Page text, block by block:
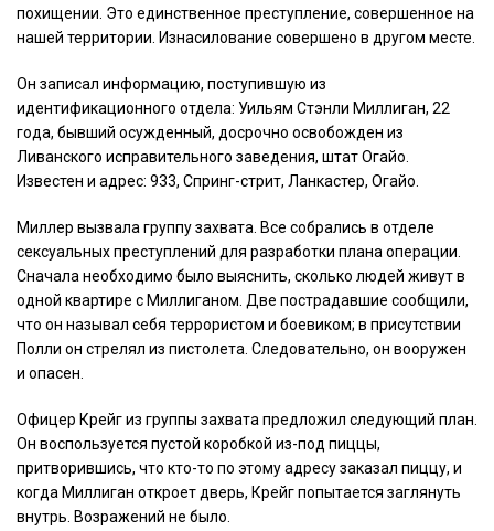
похищении. Это единственное преступление, совершенное на
нашей территории. Изнасилование совершено в другом месте.
Он записал информацию, поступившую из
идентификационного отдела: Уильям Стэнли Миллиган, 22
года, бывший осужденный, досрочно освобожден из
Ливанского исправительного заведения, штат Огайо.
Известен и адрес: 933, Спринг-стрит, Ланкастер, Огайо.
Миллер вызвала группу захвата. Все собрались в отделе
сексуальных преступлений для разработки плана операции.
Сначала необходимо было выяснить, сколько людей живут в
одной квартире с Миллиганом. Две пострадавшие сообщили,
что он называл себя террористом и боевиком; в присутствии
Полли он стрелял из пистолета. Следовательно, он вооружен
и опасен.
Офицер Крейг из группы захвата предложил следующий план.
Он воспользуется пустой коробкой из-под пиццы,
притворившись, что кто-то по этому адресу заказал пиццу, и
когда Миллиган откроет дверь, Крейг попытается заглянуть
внутрь. Возражений не было.